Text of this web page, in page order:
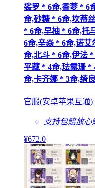
裟罗 * 6命,香菱 * 6
命,砂糖 * 6命,坎蒂
* 6命,早柚 * 6命,托
6命,辛焱 * 6命,诺艾
命,北斗 * 6命,伊法
平藏 * 4命,珐露珊 *
命,卡齐娜 * 3命,绮
官服(安卓苹果互通)
支持包赔放心
¥672.0